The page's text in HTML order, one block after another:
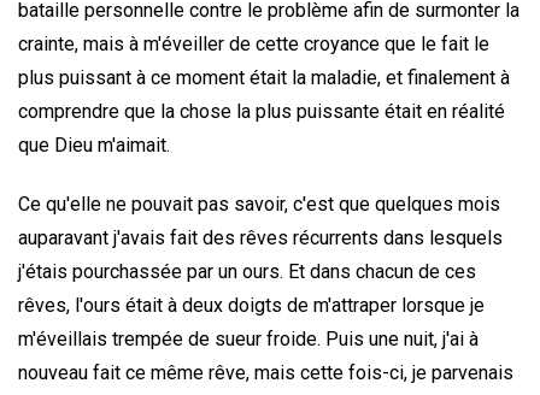
bataille personnelle contre le problème afin de surmonter la
crainte, mais à m'éveiller de cette croyance que le fait le
plus puissant à ce moment était la maladie, et finalement à
comprendre que la chose la plus puissante était en réalité
que Dieu m'aimait.
Ce qu'elle ne pouvait pas savoir, c'est que quelques mois
auparavant j'avais fait des rêves récurrents dans lesquels
j'étais pourchassée par un ours. Et dans chacun de ces
rêves, l'ours était à deux doigts de m'attraper lorsque je
m'éveillais trempée de sueur froide. Puis une nuit, j'ai à
nouveau fait ce même rêve, mais cette fois-ci, je parvenais